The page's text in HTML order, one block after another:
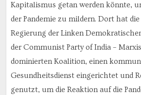
Kapitalismus getan werden könnte,
der Pandemie zu mildern. Dort hat
Regierung der Linken
der Communist Party of India –
dominierten Koalition, einen
Gesundheitsdienst eingerichtet und
genutzt, um die Reaktion auf die